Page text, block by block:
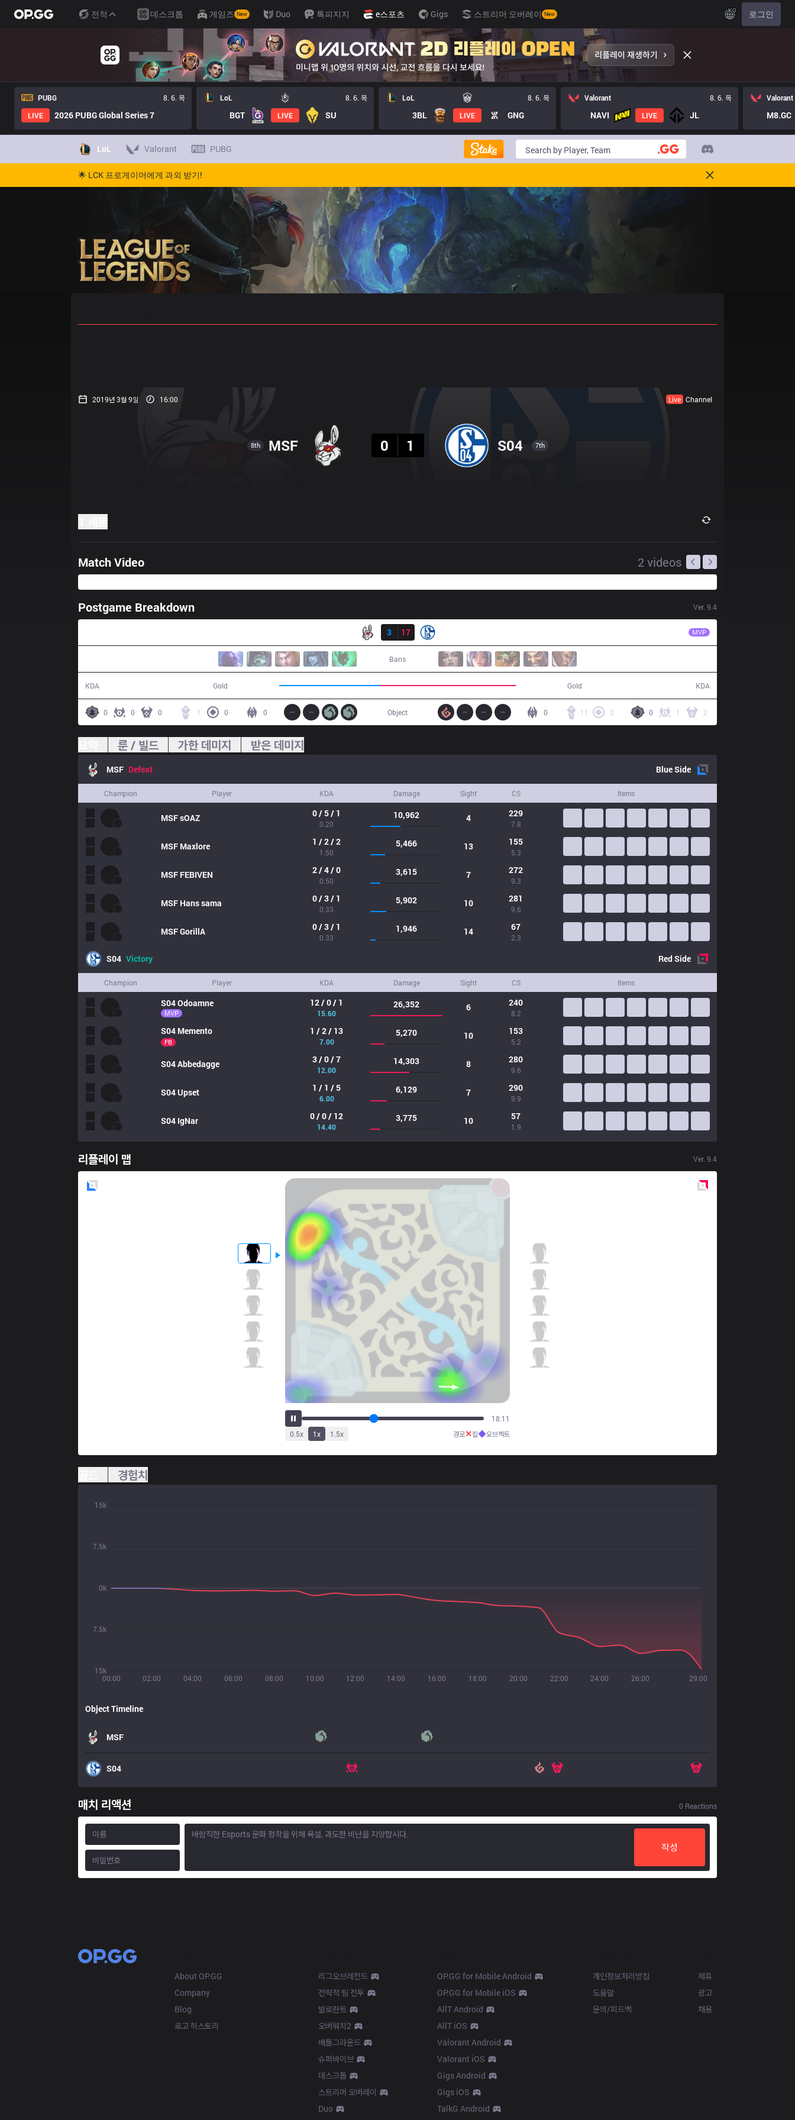
전적 데스크톱 게임즈 New Duo 톡피지지 e스포츠 Gigs 스트리머 오버레이 New KO 로그인
PUBG
8. 6. 목
LIVE
2026 PUBG Global Series 7
LoL 8. 6. 목
BGT LIVE SU
LoL 8. 6. 목
3BL LIVE GNG
Valorant 8. 6. 목
NAVI LIVE JL
Valorant
M8.GC
LoL Valorant PUBG
🌟 LCK 프로게이머에게 과외 받기!
2019년 3월 9일 16:00 Live Channel
8th MSF
0
1 S04 7th
Match Video 2 videos
Postgame Breakdown Ver. 9.4
3
17 MVP
Bans
KDA Gold Gold KDA
0 0 0 1 0 0 0 1 2
11 2
0
Object
룬 / 빌드 가한 데미지 받은 데미지
MSF Defeat BlueSide
Champion Player KDA Damage Sight CS Items
MSFsOAZ 0 / 5 / 1
0.20
10,962 4 229
7.8
MSF Maxlore 1 / 2 / 2
1.50
5,466 13 155
5.3
MSF FEBIVEN 2 / 4 / 0
0.50
3,615 7 272
9.3
MSF Hans sama 0 / 3 / 1
0.33
5,902 10 281
9.6
MSFGorillA 0 / 3 / 1
0.33
1,946 14 67
2.3
S04 Victory RedSide
Champion Player KDA Damage Sight CS Items
S04Odoamne
MVP
12 / 0 / 1
15.60
26,352 6 240
8.2
S04 Memento
FB
1 / 2 / 13
7.00
5,270 10 153
5.2
S04Abbedagge 3 / 0 / 7
12.00
14,303 8 280
9.6
S04Upset 1 / 1 / 5
6.00
6,129 7 290
9.9
S04 IgNar 0 / 0 / 12
14.40
3,775 10 57
1.9
리플레이 맵 Ver. 9.4
22:37
0.5x 1x 1.5x 경로✕킬◆오브젝트
경험치
00:00 02:00 04:00 06:00 08:00 10:00 12:00 14:00 16:00 18:00 20:00 22:00 24:00 26:00 29:00
15k
7.5k
0k
7.5k
15k
Object Timeline
MSF
S04
매치 리액션 0 Reactions
작성
About OP.GG
Company
Blog
로고 히스토리
리그오브레전드
전략적 팀 전투
발로란트
오버워치2
배틀그라운드
슈퍼바이브
데스크톱
스트리머 오버레이
Duo
OP.GG for Mobile Android
OP.GG for Mobile iOS
AllT Android
AllT iOS
Valorant Android
Valorant iOS
Gigs Android
Gigs iOS
TalkG Android
개인정보처리방침
도움말
문의/피드백
제휴
광고
채용